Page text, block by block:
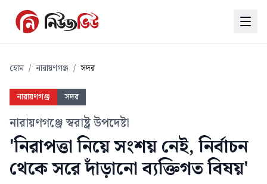
হোম / নারায়ণগঞ্জ / সদর
নারায়ণগঞ্জ সদর
নারায়ণগঞ্জে স্বরাষ্ট্র উপদেষ্টা
'নিরাপত্তা নিয়ে সংশয় নেই, নির্বাচন
থেকে সরে দাঁড়ানো ব্যক্তিগত বিষয়'